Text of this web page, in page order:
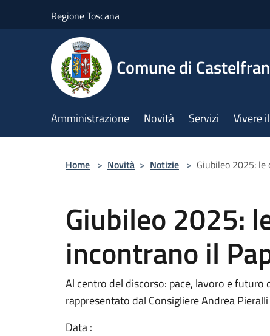
Regione Toscana
Comune di
Amministrazione Novità Servizi Vivere
Home > Novità > Notizie > Giubileo 2025:
Giubileo 2025:
incontrano il
Al centro del discorso: pace, lavoro e
rappresentato dal Consigliere Andrea Pieralli
Data :